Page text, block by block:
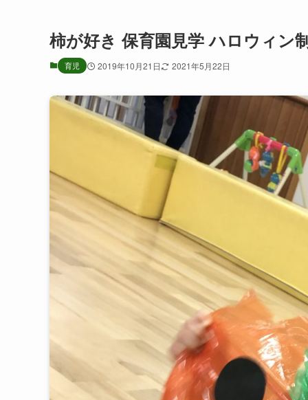
柿が好き 保育園見学 ハロウィン
育児 2019年10月21日 2021年5月22日